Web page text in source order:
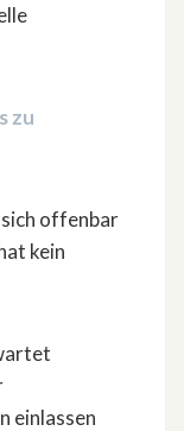
zu
offenbar
kein
einlassen